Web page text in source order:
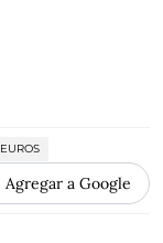
EUROS
Agregar a Google